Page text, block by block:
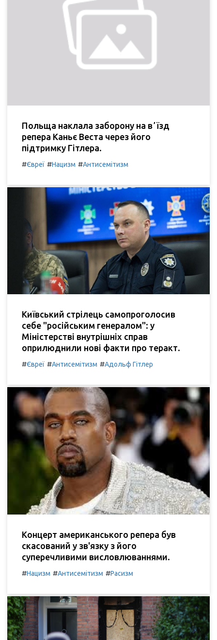
Польща наклала заборону на вʼїзд
репера Каньє Веста через його
підтримку Гітлера.
#Євреї #Нацизм #Антисемітизм
Київський стрілець самопроголосив
себе "російським генералом": у
Міністерстві внутрішніх справ
оприлюднили нові факти про теракт.
#Євреї #Антисемітизм #Адольф Гітлер
Концерт американського репера був
скасований у зв'язку з його
суперечливими висловлюваннями.
#Нацизм #Антисемітизм #Расизм